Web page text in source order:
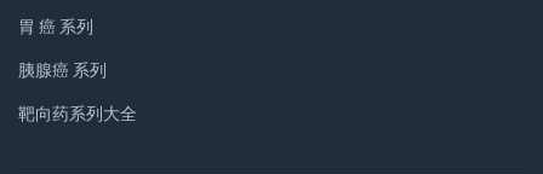
胃 癌 系列
胰腺癌 系列
靶向药系列大全